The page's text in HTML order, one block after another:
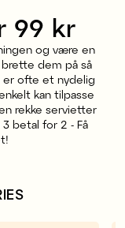
99 kr
og være en
dem på så
er ofte et nydelig
kan tilpasse
rekke servietter
betal for 2 - Få